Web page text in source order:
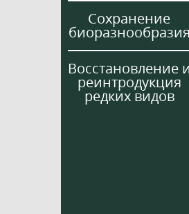
Сохранение
Восстановление
реинтродукция
редких видов